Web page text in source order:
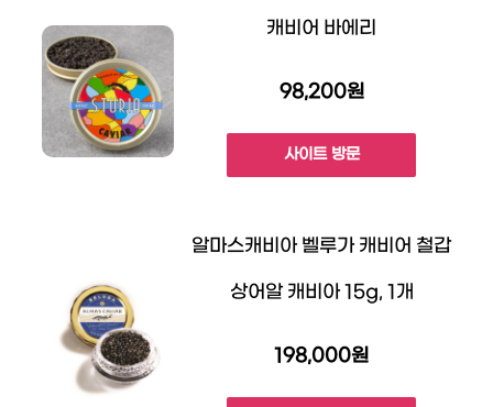
캐비어 바에리
98,200원
사이트 방문
알마스캐비아 벨루가 캐비어 철갑
상어알 캐비아 15g, 1개
198,000원